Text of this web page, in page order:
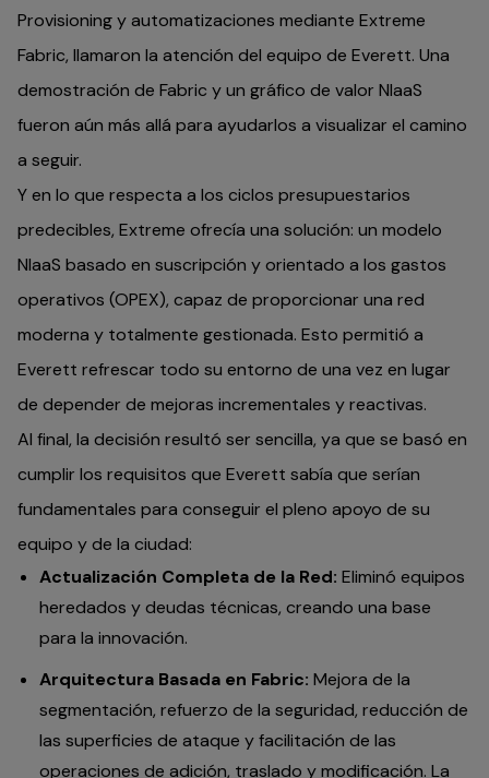
Provisioning y automatizaciones mediante Extreme
Fabric, llamaron la atención del equipo de Everett. Una
demostración de Fabric y un gráfico de valor NIaaS
fueron aún más allá para ayudarlos a visualizar el camino
a seguir.
Y en lo que respecta a los ciclos presupuestarios
predecibles, Extreme ofrecía una solución: un modelo
NIaaS basado en suscripción y orientado a los gastos
operativos (OPEX), capaz de proporcionar una red
moderna y totalmente gestionada. Esto permitió a
Everett refrescar todo su entorno de una vez en lugar
de depender de mejoras incrementales y reactivas.
Al final, la decisión resultó ser sencilla, ya que se basó en
cumplir los requisitos que Everett sabía que serían
fundamentales para conseguir el pleno apoyo de su
equipo y de la ciudad:
Actualización Completa de la Red: Eliminó equipos
heredados y deudas técnicas, creando una base
para la innovación.
Arquitectura Basada en Fabric: Mejora de la
segmentación, refuerzo de la seguridad, reducción de
las superficies de ataque y facilitación de las
operaciones de adición, traslado y modificación. La